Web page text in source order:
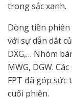
trong sắc xanh.
Dòng tiền
với sự dẫn dắt
DXG,… Nhóm
MWG, DGW.
FPT đã góp sức
cuối phiên.